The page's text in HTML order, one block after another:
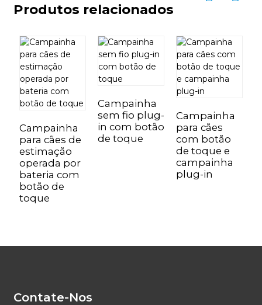
Produtos relacionados
Campainha
para cães de
estimação
operada por
bateria com
botão de
toque
Campainha
sem fio plug-
in com botão
de toque
Campainha
para cães
com botão
de toque e
campainha
plug-in
Contate-Nos